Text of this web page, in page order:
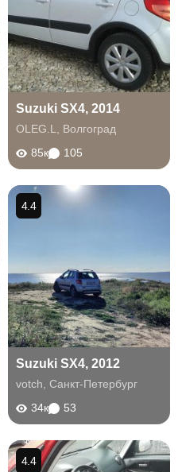
Suzuki SX4, 2014
OLEG.L
Волгоград
85к
105
Suzuki SX4, 2012
votch Санкт-Петербург
34к
53
4.4
4.4